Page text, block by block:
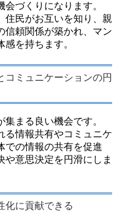
づくりになります。
住民がお互いを知り、親
信頼関係が築かれ、マン
を持ちます。
コミュニケーションの円
まる良い機会です。
る情報共有やコミュニケ
での情報の共有を促進
や意思決定を円滑にしま
化に貢献できる